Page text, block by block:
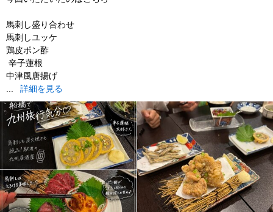
馬刺し盛り合わせ
馬刺しユッケ
鶏皮ポン酢
️ 辛子蓮根
中津風唐揚げ
詳細を見る